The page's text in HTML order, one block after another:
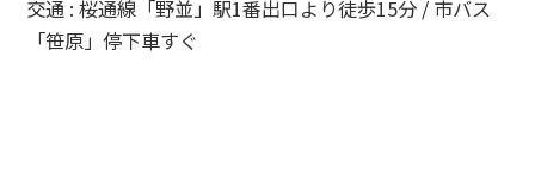
交通 : 桜通線「野並」駅1番出口より徒歩15分 / 市バス
「笹原」停下車すぐ